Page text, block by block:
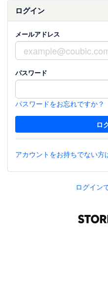
ログイン
メールアドレス
パスワード
パスワードをお忘れですか？
アカウントをお持ちでない方
ログイン